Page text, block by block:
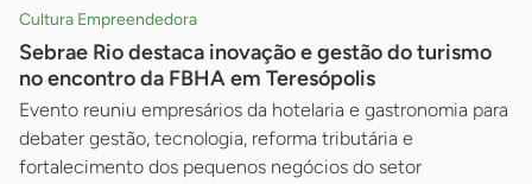
Cultura Empreendedora
Sebrae Rio destaca inovação e gestão do turismo
no encontro da FBHA em Teresópolis
Evento reuniu empresários da hotelaria e gastronomia para
debater gestão, tecnologia, reforma tributária e
fortalecimento dos pequenos negócios do setor